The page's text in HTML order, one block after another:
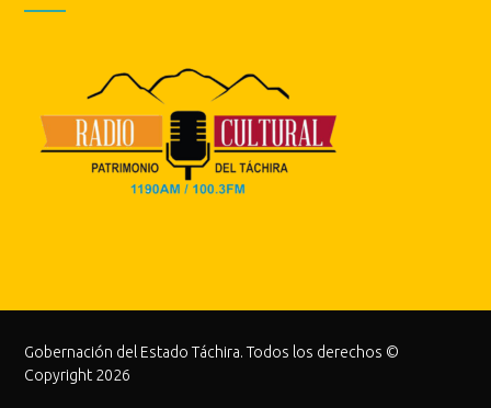
Gobernación del Estado Táchira. Todos los derechos ©
Copyright 2026